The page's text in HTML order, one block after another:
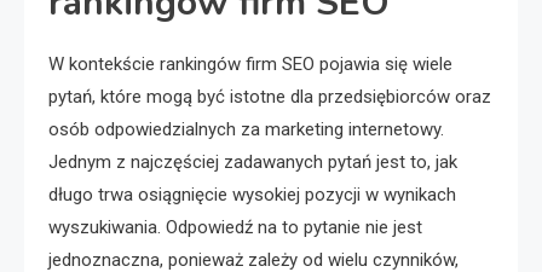
W kontekście rankingów firm SEO pojawia się wiele
pytań, które mogą być istotne dla przedsiębiorców oraz
osób odpowiedzialnych za marketing internetowy.
Jednym z najczęściej zadawanych pytań jest to, jak
długo trwa osiągnięcie wysokiej pozycji w wynikach
wyszukiwania. Odpowiedź na to pytanie nie jest
jednoznaczna, ponieważ zależy od wielu czynników,